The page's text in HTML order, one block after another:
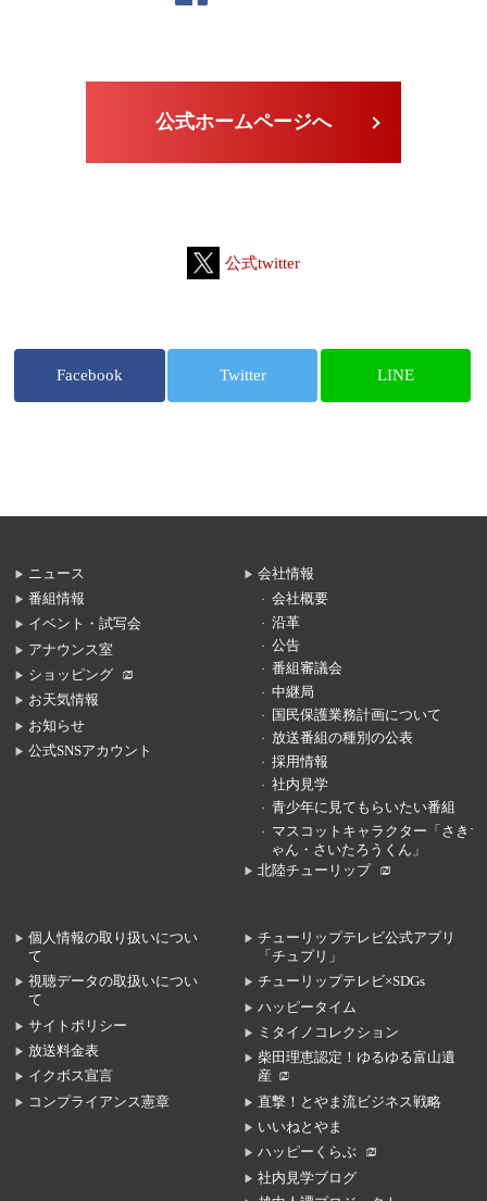
公式ホームページへ
公式twitter
Facebook Twitter LINE
ニュース
番組情報
イベント・試写会
アナウンス室
ショッピング
お天気情報
お知らせ
公式SNSアカウント
会社情報
会社概要
沿革
公告
番組審議会
中継局
国民保護業務計画について
放送番組の種別の公表
採用情報
社内見学
青少年に見てもらいたい番組
マスコットキャラクター「さきち
ゃん・さいたろうくん」
北陸チューリップ
個人情報の取り扱いについ
て
視聴データの取扱いについ
て
サイトポリシー
放送料金表
イクボス宣言
コンプライアンス憲章
チューリップテレビ公式アプリ
「チュプリ」
チューリップテレビ×SDGs
ハッピータイム
ミタイノコレクション
柴田理恵認定！ゆるゆる富山遺
産
直撃！とやま流ビジネス戦略
いいねとやま
ハッピーくらぶ
社内見学ブログ